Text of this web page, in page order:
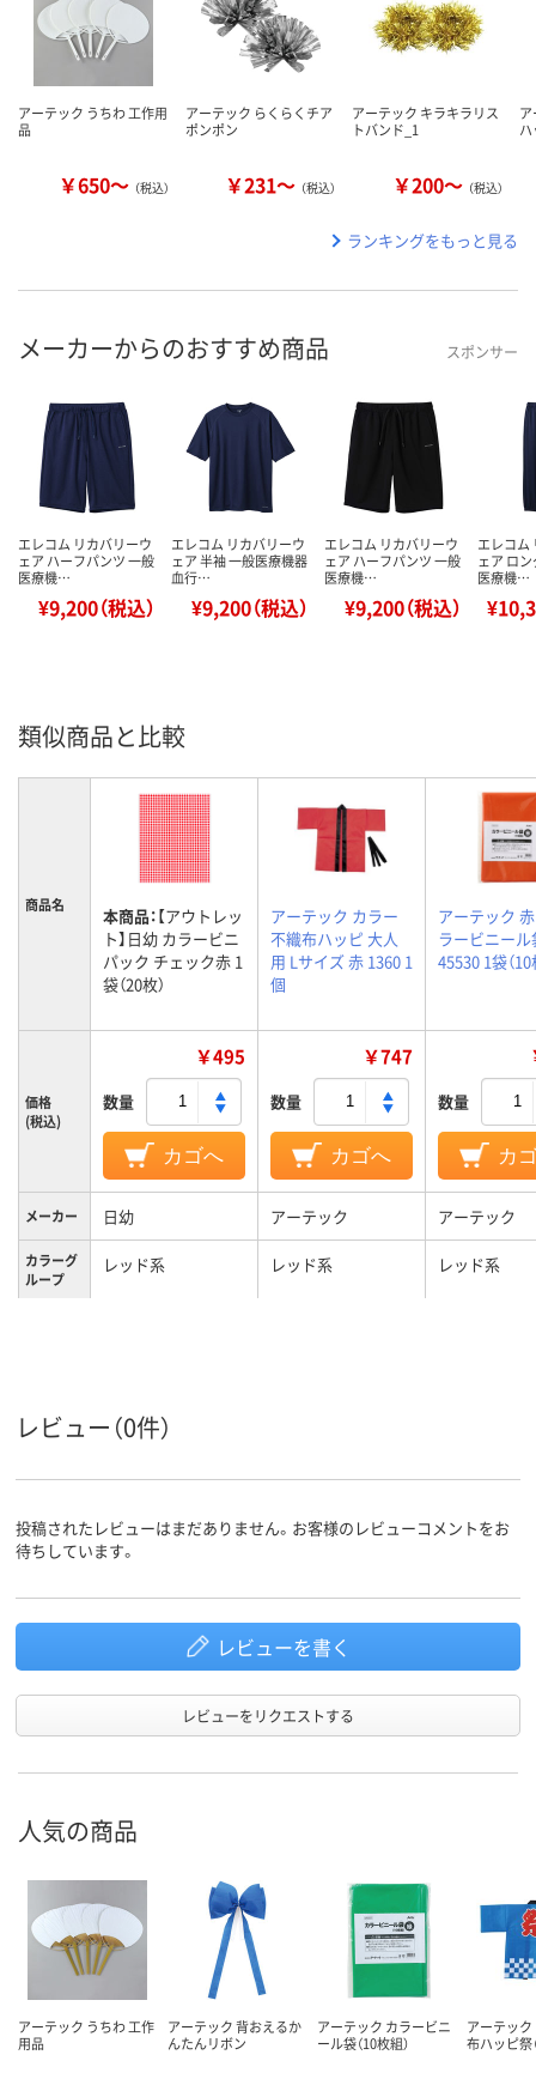
アーテック うちわ 工作用
品
￥650～ （税込）
アーテック らくらくチア
ポンポン
￥231～ （税込）
アーテック キラキラリス
トバンド_1
￥200～ （税込）
ランキングをもっと見る
メーカーからのおすすめ商品 スポンサー
エレコム リカバリーウ
ェア ハーフパンツ 一般
医療機…
¥9,200（税込）
エレコム リカバリーウ
ェア 半袖 一般医療機器
血行…
¥9,200（税込）
エレコム リカバリーウ
ェア ハーフパンツ 一般
医療機…
¥9,200（税込）
エレコム
ェア ロ
医療機…
類似商品と比較
商品名 本商品：【アウトレッ
ト】日幼 カラービニ
パック チェック赤 1
袋（20枚）
アーテック カラー
不織布ハッピ 大人
用 Lサイズ 赤 1360 1
個
アーテック
ラービニール
45530 1袋（10
価格
(税込)
￥495
数量
カゴへ
￥747
数量
カゴへ
数量
カ
メーカー 日幼 アーテック アーテック
カラーグ
ループ
レッド系 レッド系 レッド系
レビュー（0件）
投稿されたレビューはまだありません。お客様のレビューコメントをお
待ちしています。
レビューを書く
レビューをリクエストする
人気の商品
アーテック うちわ 工作
用品
アーテック 背おえるか
んたんリボン
アーテック カラービニ
ール袋（10枚組）
アーテッ
布ハッピ祭